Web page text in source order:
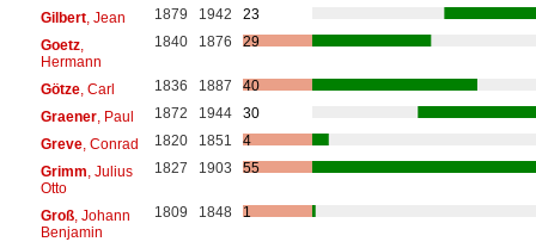
Gilbert, Jean 1879 1942
23
Goetz,
Hermann
1840 1876 29
Götze, Carl 1836 1887
40
Graener, Paul 1872 1944
30
Greve, Conrad 1820 1851
4
Grimm , Julius
Otto
1827 1903 55
Groß, Johann
Benjamin
1809 1848 1